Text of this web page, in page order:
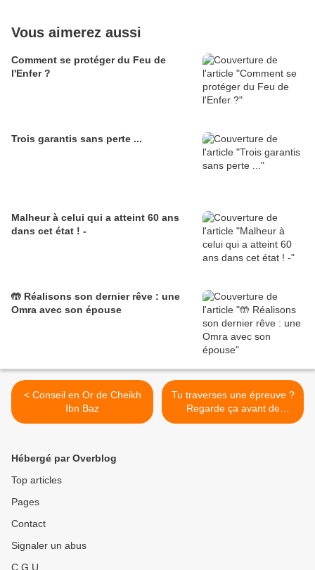
Vous aimerez aussi
Comment se protéger du Feu de
l'Enfer ?
Trois garantis sans perte ...
Malheur à celui qui a atteint 60 ans
dans cet état ! -
🤲 Réalisons son dernier rêve : une
Omra avec son épouse
< Conseil en Or de Cheikh
Ibn Baz
Tu traverses une épreuve ?
Regarde ça avant de
perdre espoir >
Hébergé par Overblog
Top articles
Pages
Contact
Signaler un abus
C.G.U.